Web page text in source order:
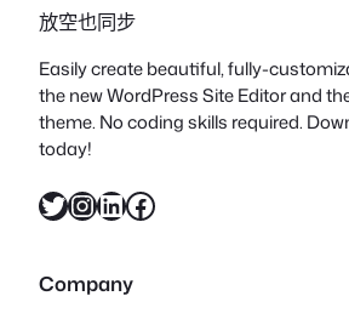
放空也同步
Easily create beautiful, fully-
the new WordPress Site Editor and
theme. No coding skills required.
today!
X InstagramLinkedIn Facebook
Company